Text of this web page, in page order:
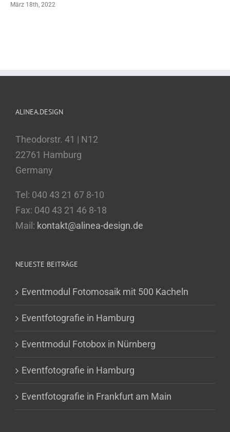
März 18th, 2022
ALINEA.DESIGN
Theodorstr. 41 | N12
22761 Hamburg
Germany
Tel: 040 43 21 67 8-10
Fax: 040 43 21 46 8-18
Mail: kontakt@alinea-design.de
NEUESTE BEITRÄGE
Eventmodul Fotomosaik mit 500 Kacheln
Eventfotografie in Hamburg
Eventmodul Fotobox in Nürnberg
Eventfotografie in Hamburg
Eventfotografie in Frankfurt am Main